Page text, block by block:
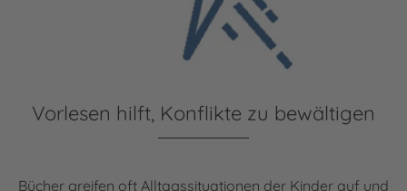
Vorlesen hilft, Konflikte zu bewältigen
Bücher greifen oft Alltagssituationen der Kinder auf und